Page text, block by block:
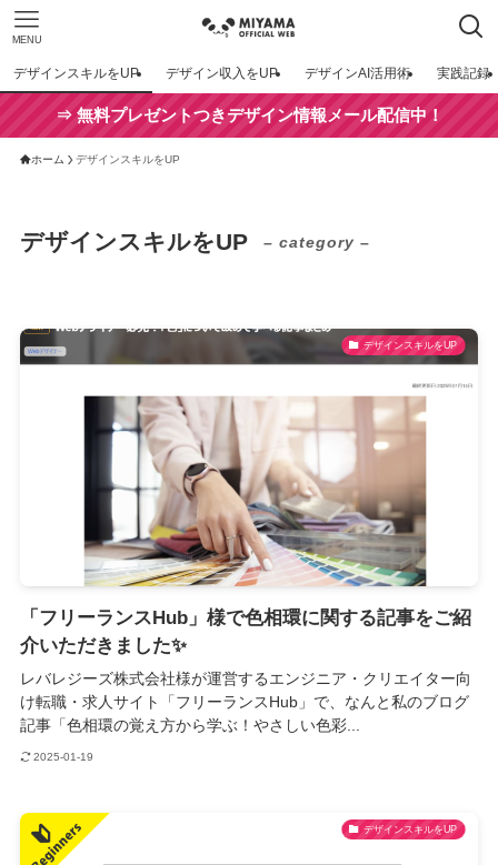
MENU
デザインスキルをUP デザイン収入をUP デザインAI活用術 実践記録
⇒ 無料プレゼントつきデザイン情報メール配信中！
ホーム デザインスキルをUP
デザインスキルをUP – category –
デザインスキルをUP
「フリーランスHub」様で色相環に関する記事をご紹
介いただきました✨
レバレジーズ株式会社様が運営するエンジニア・クリエイター向
け転職・求人サイト「フリーランスHub」で、なんと私のブログ
記事「色相環の覚え方から学ぶ！やさしい色彩...
2025-01-19
デザインスキルをUP